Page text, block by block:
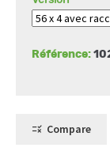
Référence:
Compare